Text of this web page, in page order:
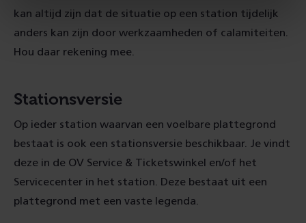
kan altijd zijn dat de situatie op een station tijdelijk
anders kan zijn door werkzaamheden of calamiteiten.
Hou daar rekening mee.
Stationsversie
Op ieder station waarvan een voelbare plattegrond
bestaat is ook een stationsversie beschikbaar. Je vindt
deze in de OV Service & Ticketswinkel en/of het
Servicecenter in het station. Deze bestaat uit een
plattegrond met een vaste legenda.